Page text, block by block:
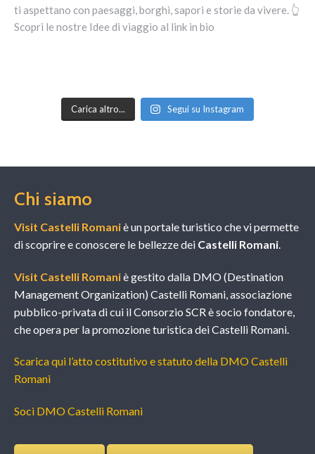
Carica altro... Segui su Instagram
Chi siamo
Visit Castelli Romaniè un portale turistico che vi permette
di scoprire e conoscere le bellezze dei Castelli Romani
Visit Castelli Romaniè gestito dalla DMO (Destination
Management Organization) Castelli Romani, associazione
pubblico-privata di cui il Consorzio SCR è socio fondatore,
che opera per la promozione turistica dei Castelli Romani.
Scarica qui l’atto costitutivo e statuto della DMO Castelli
Romani
Soci DMO Castelli Romani